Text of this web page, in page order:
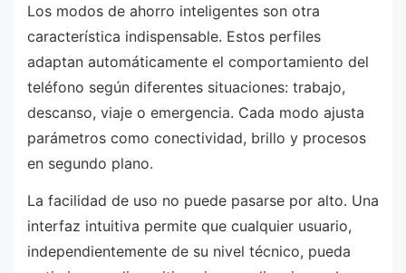
Los modos de ahorro inteligentes son otra
característica indispensable. Estos perfiles
adaptan automáticamente el comportamiento del
teléfono según diferentes situaciones: trabajo,
descanso, viaje o emergencia. Cada modo ajusta
parámetros como conectividad, brillo y procesos
en segundo plano.
La facilidad de uso no puede pasarse por alto. Una
interfaz intuitiva permite que cualquier usuario,
independientemente de su nivel técnico, pueda